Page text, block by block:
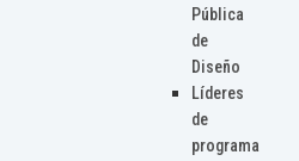
Pública
de
Diseño
Líderes
de
programa